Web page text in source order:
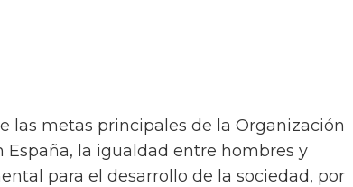
las metas principales de la Organización
España, la igualdad entre hombres y
para el desarrollo de la sociedad, por